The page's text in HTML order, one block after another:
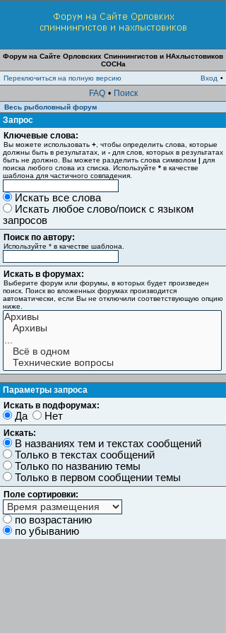
Форум на Сайте Орловских Спиннингистов и НАхлыстовиков
СОСНа
Переключиться на полную версию
Вход •
FAQ • Поиск
Весь рыболовный форум
Запрос
Ключевые слова:
Вы можете использовать + , чтобы определить слова, которые
должны быть в результатах, и - для слов, которых в результатах
быть не должно. Вы можете разделить слова символом | для
поиска любого слова из списка. Используйте * в качестве
шаблона для частичного совпадения.
Искать все слова
Искать любое слово/поиск с языком
запросов
Поиск по автору:
Используйте * в качестве шаблона.
Искать в форумах:
Выберите форум или форумы, в которых будет произведен
поиск. Поиск во вложенных форумах производится
автоматически, если Вы не отключили соответствующую опцию
ниже.
Параметры запроса
Искать в подфорумах:
Да Нет
Искать:
В названиях тем и текстах сообщений
Только в текстах сообщений
Только по названию темы
Только в первом сообщении темы
Поле сортировки:
по возрастанию
по убыванию